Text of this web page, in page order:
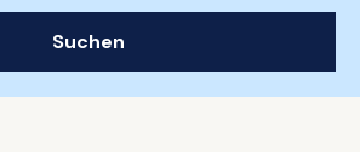
Suchen